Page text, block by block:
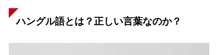
ハングル語とは？正しい言葉なのか？